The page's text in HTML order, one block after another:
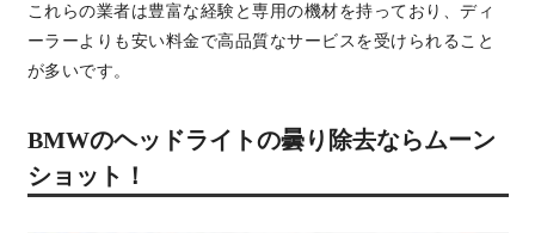
これらの業者は豊富な経験と専用の機材を持っており、ディ
ーラーよりも安い料金で高品質なサービスを受けられること
が多いです。
BMWのヘッドライトの曇り除去ならムーン
ショット！